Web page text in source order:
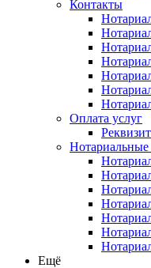
Контакты
Оплата услуг
Ещё